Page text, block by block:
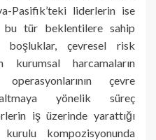
Pasifik’teki liderlerin ise
bu tür beklentilere sahip
çevresel risk
kurumsal harcamaların
çevre
yönelik süreç
iş üzerinde yarattığı
kompozisyonunda